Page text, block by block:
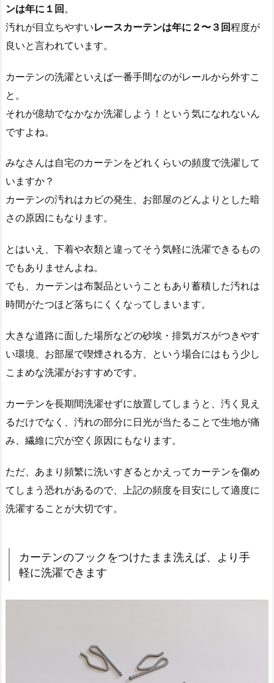
ンは年に１回。
汚れが目立ちやすいレースカーテンは年に２〜３回程度が
良いと言われています。
カーテンの洗濯といえば一番手間なのがレールから外すこ
と。
それが億劫でなかなか洗濯しよう！という気になれないん
ですよね。
みなさんは自宅のカーテンをどれくらいの頻度で洗濯して
いますか？
カーテンの汚れはカビの発生、お部屋のどんよりとした暗
さの原因にもなります。
とはいえ、下着や衣類と違ってそう気軽に洗濯できるもの
でもありませんよね。
でも、カーテンは布製品ということもあり蓄積した汚れは
時間がたつほど落ちにくくなってしまいます。
大きな道路に面した場所などの砂埃・排気ガスがつきやす
い環境、お部屋で喫煙される方、という場合にはもう少し
こまめな洗濯がおすすめです。
カーテンを長期間洗濯せずに放置してしまうと、汚く見え
るだけでなく、汚れの部分に日光が当たることで生地が痛
み、繊維に穴が空く原因にもなります。
ただ、あまり頻繁に洗いすぎるとかえってカーテンを傷め
てしまう恐れがあるので、上記の頻度を目安にして適度に
洗濯することが大切です。
カーテンのフックをつけたまま洗えば、より手
軽に洗濯できます